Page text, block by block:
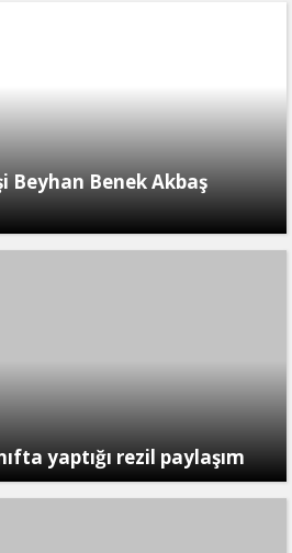
Beyhan Benek Akbaş
yaptığı rezil paylaşım